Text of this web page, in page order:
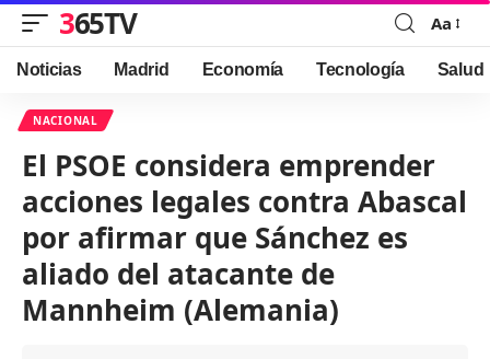
365TV
Font
Resizer
Aa
Noticias Madrid Economía Tecnología Salud
NACIONAL
El PSOE considera emprender
acciones legales contra Abascal
por afirmar que Sánchez es
aliado del atacante de
Mannheim (Alemania)